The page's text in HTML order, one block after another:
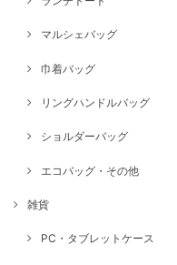
マルシェバッグ
巾着バッグ
リングハンドルバッグ
ショルダーバッグ
エコバッグ・その他
雑貨
PC・タブレットケース